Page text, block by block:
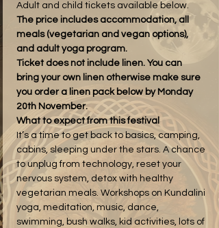
Adult and child tickets available below.
The price includes accommodation, all
meals (vegetarian and vegan options),
and adult yoga program.
Ticket does not include linen. You can
bring your own linen otherwise make sure
you order a linen pack below by Monday
20th November.
What to expect from this festival
It’s a time to get back to basics, camping,
cabins, sleeping under the stars. A chance
to unplug from technology, reset your
nervous system, detox with healthy
vegetarian meals. Workshops on Kundalini
yoga, meditation, music, dance,
swimming, bush walks, kid activities, lots of